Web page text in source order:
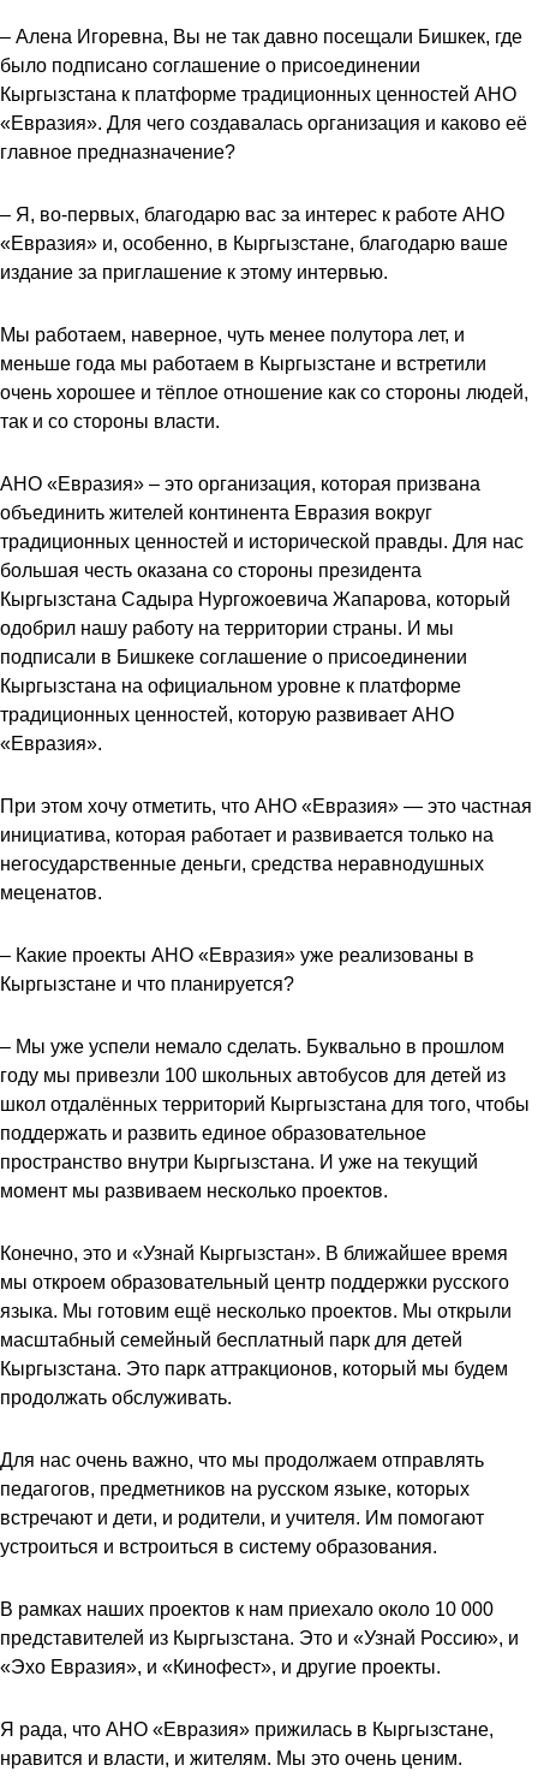
– Алена Игоревна, Вы не так давно посещали Бишкек, где
было подписано соглашение о присоединении
Кыргызстана к платформе традиционных ценностей АНО
«Евразия». Для чего создавалась организация и каково её
главное предназначение?
– Я, во-первых, благодарю вас за интерес к работе АНО
«Евразия» и, особенно, в Кыргызстане, благодарю ваше
издание за приглашение к этому интервью.
Мы работаем, наверное, чуть менее полутора лет, и
меньше года мы работаем в Кыргызстане и встретили
очень хорошее и тёплое отношение как со стороны людей,
так и со стороны власти.
АНО «Евразия» – это организация, которая призвана
объединить жителей континента Евразия вокруг
традиционных ценностей и исторической правды. Для нас
большая честь оказана со стороны президента
Кыргызстана Садыра Нургожоевича Жапарова, который
одобрил нашу работу на территории страны. И мы
подписали в Бишкеке соглашение о присоединении
Кыргызстана на официальном уровне к платформе
традиционных ценностей, которую развивает АНО
«Евразия».
При этом хочу отметить, что АНО «Евразия» — это частная
инициатива, которая работает и развивается только на
негосударственные деньги, средства неравнодушных
меценатов.
– Какие проекты АНО «Евразия» уже реализованы в
Кыргызстане и что планируется?
– Мы уже успели немало сделать. Буквально в прошлом
году мы привезли 100 школьных автобусов для детей из
школ отдалённых территорий Кыргызстана для того, чтобы
поддержать и развить единое образовательное
пространство внутри Кыргызстана. И уже на текущий
момент мы развиваем несколько проектов.
Конечно, это и «Узнай Кыргызстан». В ближайшее время
мы откроем образовательный центр поддержки русского
языка. Мы готовим ещё несколько проектов. Мы открыли
масштабный семейный бесплатный парк для детей
Кыргызстана. Это парк аттракционов, который мы будем
продолжать обслуживать.
Для нас очень важно, что мы продолжаем отправлять
педагогов, предметников на русском языке, которых
встречают и дети, и родители, и учителя. Им помогают
устроиться и встроиться в систему образования.
В рамках наших проектов к нам приехало около 10 000
представителей из Кыргызстана. Это и «Узнай Россию», и
«Эхо Евразия», и «Кинофест», и другие проекты.
Я рада, что АНО «Евразия» прижилась в Кыргызстане,
нравится и власти, и жителям. Мы это очень ценим.